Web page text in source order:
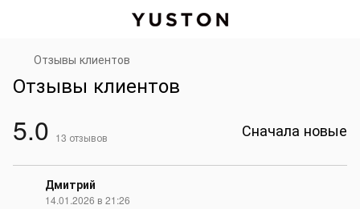
Отзывы клиентов
Отзывы клиентов
5.0 13 отзывов Сначала новые
Дмитрий
14.01.2026 в 21:26